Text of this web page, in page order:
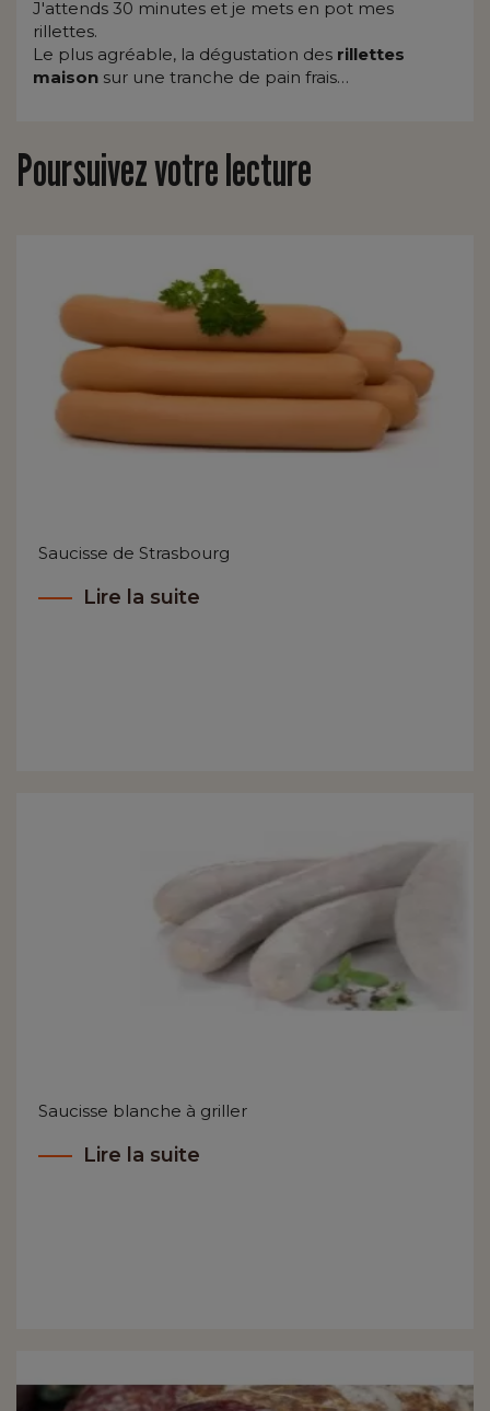
J'attends 30 minutes et je mets en pot mes
rillettes.
Le plus agréable, la dégustation des rillettes
maison sur une tranche de pain frais…
Poursuivez votre lecture
Saucisse de Strasbourg
Lire la suite
Saucisse blanche à griller
Lire la suite